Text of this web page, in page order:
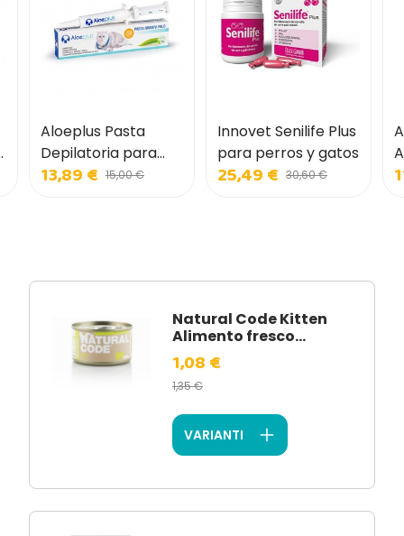
Aloeplus Pasta
Depilatoria para
Gatos
13,89 € 15,00 €
Innovet Senilife Plus
para perros y gatos
25,49 € 30,60 €
Natural Code Kitten
Alimento fresco...
1,08 €
1,35 €
VARIANTI